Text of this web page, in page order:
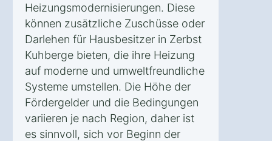
Heizungsmodernisierungen. Diese
können zusätzliche Zuschüsse oder
Darlehen für Hausbesitzer in Zerbst
Kuhberge bieten, die ihre Heizung
auf moderne und umweltfreundliche
Systeme umstellen. Die Höhe der
Fördergelder und die Bedingungen
variieren je nach Region, daher ist
es sinnvoll, sich vor Beginn der